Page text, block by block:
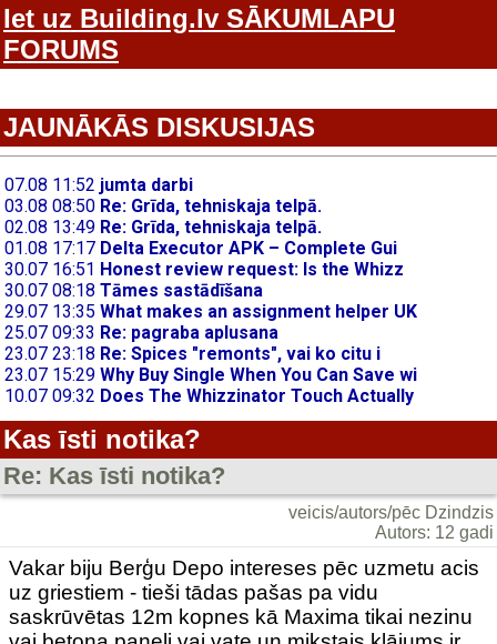
Iet uz Building.lv SĀKUMLAPU
FORUMS
JAUNĀKĀS DISKUSIJAS
Kas īsti notika?
Re: Kas īsti notika?
veicis/autors/pēc Dzindzis
Autors: 12 gadi
Vakar biju Berģu Depo intereses pēc uzmetu acis
uz griestiem - tieši tādas pašas pa vidu
saskrūvētas 12m kopnes kā Maxima tikai nezinu